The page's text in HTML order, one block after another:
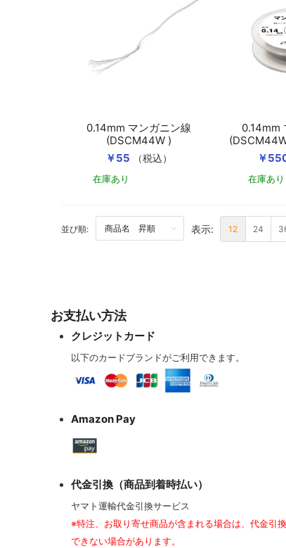
￥55 （税込）
0.14mm マンガニン線
(DSCM44W )
在庫あり
￥
0.14mm
在庫あり
並び順:BOTTOM 表示: 12 24
お支払い方法
クレジットカード
以下のカードブランドがご利用できます。
Amazon Pay
代金引換（商品到着時払い）
ヤマト運輸代金引換サービス
※特注、お取り寄せ商品が含まれる場合は、代金引
できない場合があります。